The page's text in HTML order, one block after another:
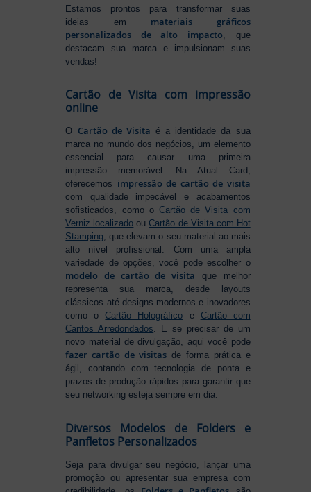
Estamos prontos para transformar suas
ideias em materiais gráficos
personalizados de alto impacto , que
destacam sua marca e impulsionam suas
vendas!
Cartão de Visita com impressão
online
O Cartão de Visita é a identidade da sua
marca no mundo dos negócios, um elemento
essencial para causar uma primeira
impressão memorável. Na Atual Card,
oferecemos impressão de cartão de visita
com qualidade impecável e acabamentos
sofisticados, como o Cartão de Visita com
Verniz localizado ouCartão de Visita com Hot
Stamping, que elevam o seu material ao mais
alto nível profissional. Com uma ampla
variedade de opções, você pode escolher o
modelo de cartão de visita que melhor
representa sua marca, desde layouts
clássicos até designs modernos e inovadores
como oCartão Holográfico e Cartão com
Cantos Arredondados. E se precisar de um
novo material de divulgação, aqui você pode
fazer cartão de visitas de forma prática e
ágil, contando com tecnologia de ponta e
prazos de produção rápidos para garantir que
seu networking esteja sempre em dia.
Diversos Modelos de Folders e
Panfletos Personalizados
Seja para divulgar seu negócio, lançar uma
promoção ou apresentar sua empresa com